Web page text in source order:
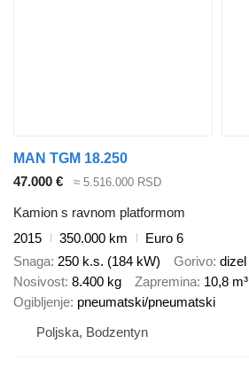
MAN TGM 18.250
47.000 €
≈ 5.516.000 RSD
Kamion s ravnom platformom
2015
350.000 km
Euro 6
Snaga 250 k.s. (184 kW) Gorivo dizel
Nosivost 8.400 kg Zapremina 10,8 m³
Ogibljenje pneumatski/pneumatski
Poljska, Bodzentyn